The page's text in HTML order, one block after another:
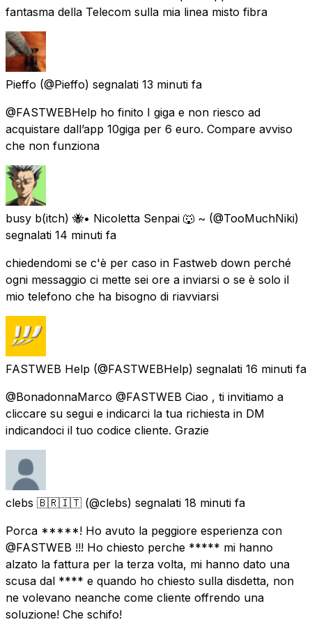
fantasma della Telecom sulla mia linea misto fibra
Pieffo (@Pieffo) segnalati 13 minuti fa
@FASTWEBHelp ho finito I giga e non riesco ad
acquistare dall’app 10giga per 6 euro. Compare avviso
che non funziona
busy b(itch) 🐝• Nicoletta Senpai 🐺 ~ (@TooMuchNiki)
segnalati 14 minuti fa
chiedendomi se c'è per caso in Fastweb down perché
ogni messaggio ci mette sei ore a inviarsi o se è solo il
mio telefono che ha bisogno di riavviarsi
FASTWEB Help (@FASTWEBHelp) segnalati 16 minuti fa
@BonadonnaMarco @FASTWEB Ciao , ti invitiamo a
cliccare su segui e indicarci la tua richiesta in DM
indicandoci il tuo codice cliente. Grazie
clebs 🇧🇷🇮🇹 (@clebs) segnalati 18 minuti fa
Porca *****! Ho avuto la peggiore esperienza con
@FASTWEB !!! Ho chiesto perche ***** mi hanno
alzato la fattura per la terza volta, mi hanno dato una
scusa dal **** e quando ho chiesto sulla disdetta, non
ne volevano neanche come cliente offrendo una
soluzione! Che schifo!